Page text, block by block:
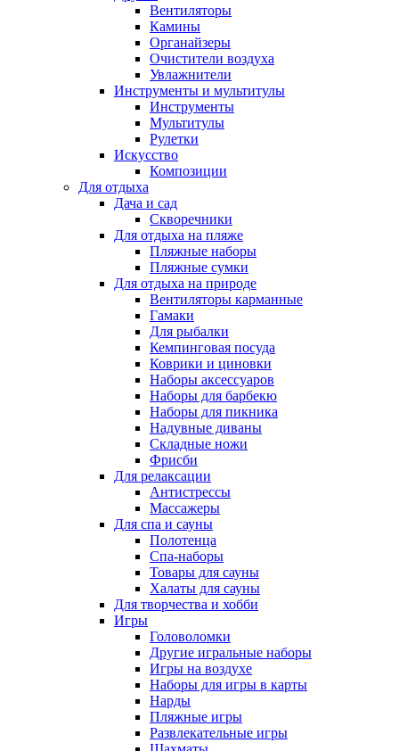
Вентиляторы
Камины
Органайзеры
Очистители воздуха
Увлажнители
Инструменты и мультитулы
Инструменты
Мультитулы
Рулетки
Искусство
Композиции
Для отдыха
Дача и сад
Скворечники
Для отдыха на пляже
Пляжные наборы
Пляжные сумки
Для отдыха на природе
Вентиляторы карманные
Гамаки
Для рыбалки
Кемпинговая посуда
Коврики и циновки
Наборы аксессуаров
Наборы для барбекю
Наборы для пикника
Надувные диваны
Складные ножи
Фрисби
Для релаксации
Антистрессы
Массажеры
Для спа и сауны
Полотенца
Спа-наборы
Товары для сауны
Халаты для сауны
Для творчества и хобби
Игры
Головоломки
Другие игральные наборы
Игры на воздухе
Наборы для игры в карты
Нарды
Пляжные игры
Развлекательные игры